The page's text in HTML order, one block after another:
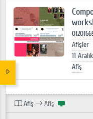
Afişler
11
Afiş
Afiş Afiş